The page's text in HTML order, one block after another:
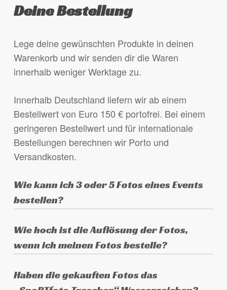
der
gewählt
werden
Deine Bestellung
Lege deine gewünschten Produkte in deinen
Warenkorb und wir senden dir die Waren
innerhalb weniger Werktage zu.
Innerhalb Deutschland liefern wir ab einem
Bestellwert von Euro 150 € portofrei. Bei einem
geringeren Bestellwert und für internationale
Bestellungen berechnen wir Porto und
Versandkosten.
Wie kann ich 3 oder 5 Fotos eines Events
bestellen?
Lege eines der gewünschten Fotos in den
Warenkorb, wähle das Produkt aus (3 oder 5
Fotos eines Events) und schreibe die
anderen gewünschten Fotos in das Feld
„Anmerkungen zur Bestellung“ am Ende des
Wie hoch ist die Auflösung der Fotos,
wenn ich meinen Fotos bestelle?
Die Fotos sind in der Originalauflösung der
Haben die gekauften Fotos das